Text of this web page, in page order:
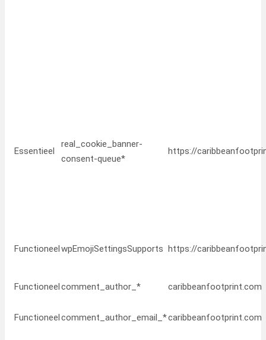
Essentieel
real_cookie_banner-
consent-queue*
https://
FunctioneelwpEmojiSettingsSupports https://
Functioneelcomment_author_* caribbeanfootprint.com
Functioneelcomment_author_email_*caribbeanfootprint.com